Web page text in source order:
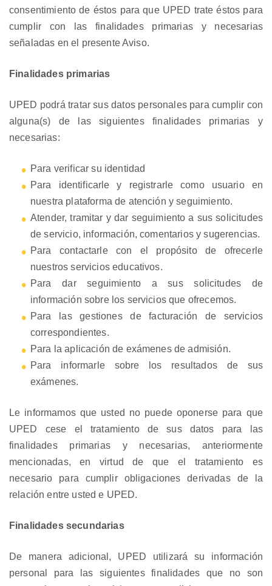
consentimiento de éstos para que UPED trate éstos para
cumplir con las finalidades primarias y necesarias
señaladas en el presente Aviso.
Finalidades primarias
UPED podrá tratar sus datos personales para cumplir con
alguna(s) de las siguientes finalidades primarias y
necesarias:
Para verificar su identidad
Para identificarle y registrarle como usuario en
nuestra plataforma de atención y seguimiento.
Atender, tramitar y dar seguimiento a sus solicitudes
de servicio, información, comentarios y sugerencias.
Para contactarle con el propósito de ofrecerle
nuestros servicios educativos.
Para dar seguimiento a sus solicitudes de
información sobre los servicios que ofrecemos.
Para las gestiones de facturación de servicios
correspondientes.
Para la aplicación de exámenes de admisión.
Para informarle sobre los resultados de sus
exámenes.
Le informamos que usted no puede oponerse para que
UPED cese el tratamiento de sus datos para las
finalidades primarias y necesarias, anteriormente
mencionadas, en virtud de que el tratamiento es
necesario para cumplir obligaciones derivadas de la
relación entre usted e UPED.
Finalidades secundarias
De manera adicional, UPED utilizará su información
personal para las siguientes finalidades que no son